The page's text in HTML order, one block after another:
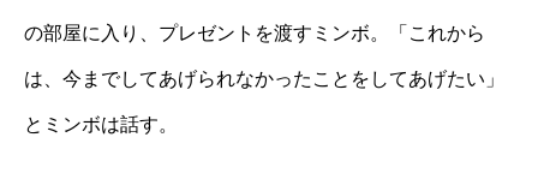
の部屋に入り、プレゼントを渡すミンボ。「これから
は、今までしてあげられなかったことをしてあげたい」
とミンボは話す。